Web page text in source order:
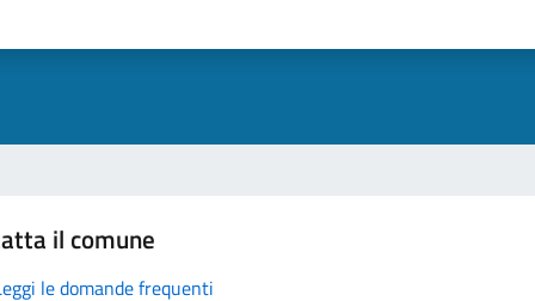
il comune
le domande frequenti